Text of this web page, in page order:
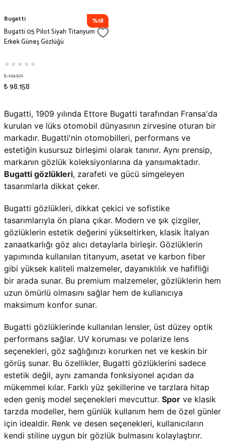
%18
Bugatti
Bugatti 05 Pilot Siyah Titanyum
Erkek Güneş Gözlüğü
₺ 119.971
₺ 98.158
Bugatti, 1909 yılında Ettore Bugatti tarafından Fransa'da
kurulan ve lüks otomobil dünyasının zirvesine oturan bir
markadır. Bugatti'nin otomobilleri, performans ve
estetiğin kusursuz birleşimi olarak tanınır. Aynı prensip,
markanın gözlük koleksiyonlarına da yansımaktadır.
Bugatti gözlükleri, zarafeti ve gücü simgeleyen
tasarımlarla dikkat çeker.
Bugatti gözlükleri, dikkat çekici ve sofistike
tasarımlarıyla ön plana çıkar. Modern ve şık çizgiler,
gözlüklerin estetik değerini yükseltirken, klasik İtalyan
zanaatkarlığı göz alıcı detaylarla birleşir. Gözlüklerin
yapımında kullanılan titanyum, asetat ve karbon fiber
gibi yüksek kaliteli malzemeler, dayanıklılık ve hafifliği
bir arada sunar. Bu premium malzemeler, gözlüklerin hem
uzun ömürlü olmasını sağlar hem de kullanıcıya
maksimum konfor sunar.
Bugatti gözlüklerinde kullanılan lensler, üst düzey optik
performans sağlar. UV koruması ve polarize lens
seçenekleri, göz sağlığınızı korurken net ve keskin bir
görüş sunar. Bu özellikler, Bugatti gözlüklerini sadece
estetik değil, aynı zamanda fonksiyonel açıdan da
mükemmel kılar. Farklı yüz şekillerine ve tarzlara hitap
eden geniş model seçenekleri mevcuttur. Spor ve klasik
tarzda modeller, hem günlük kullanım hem de özel günler
için idealdir. Renk ve desen seçenekleri, kullanıcıların
kendi stiline uygun bir gözlük bulmasını kolaylaştırır.